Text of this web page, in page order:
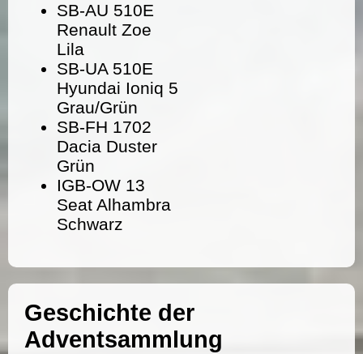
SB-AU 510E
Renault Zoe
Lila
SB-UA 510E
Hyundai Ioniq 5
Grau/Grün
SB-FH 1702
Dacia Duster
Grün
IGB-OW 13
Seat Alhambra
Schwarz
Geschichte der
Adventsammlung